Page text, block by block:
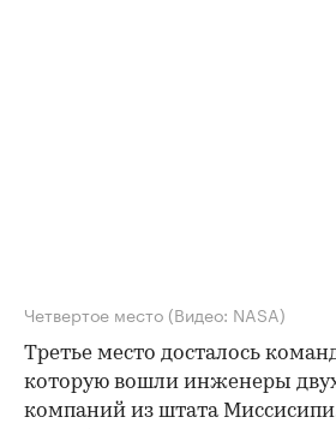
Четвертое место (Видео: NASA)
Третье место досталось
которую вошли инженеры
компаний из штата